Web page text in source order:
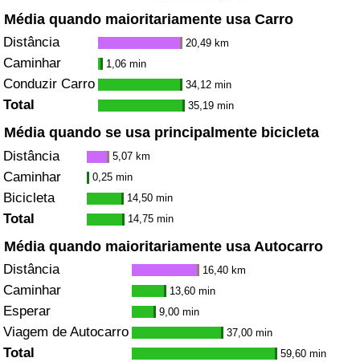
Média quando maioritariamente usa Carro
Distância 20,49 km
Caminhar 1,06 min
Conduzir Carro 34,12 min
Total 35,19 min
Média quando se usa principalmente bicicleta
Distância 5,07 km
Caminhar 0,25 min
Bicicleta 14,50 min
Total 14,75 min
Média quando maioritariamente usa Autocarro
Distância 16,40 km
Caminhar 13,60 min
Esperar 9,00 min
Viagem de Autocarro 37,00 min
Total 59,60 min